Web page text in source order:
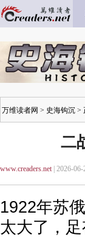
万维读者网 > 史海钩沉 >
二
www.creaders.net| 2026-06-
1922年苏
太大了，